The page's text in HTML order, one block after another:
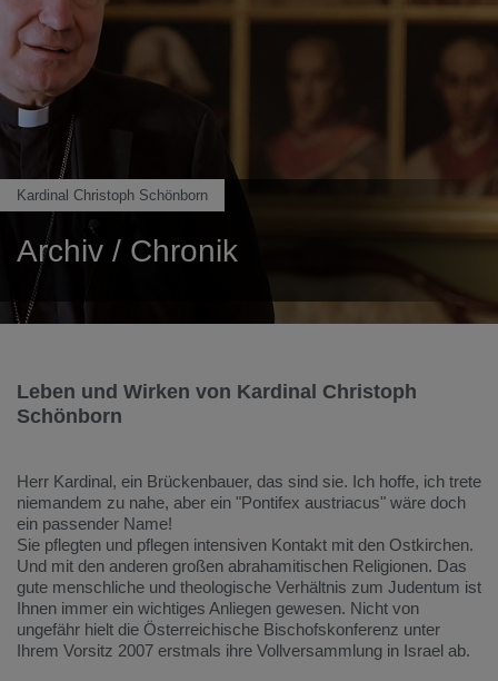
Kardinal Christoph Schönborn
Archiv / Chronik
Leben und Wirken von Kardinal Christoph
Schönborn
Herr Kardinal, ein Brückenbauer, das sind sie. Ich hoffe, ich trete
niemandem zu nahe, aber ein "Pontifex austriacus" wäre doch
ein passender Name!
Sie pflegten und pflegen intensiven Kontakt mit den Ostkirchen.
Und mit den anderen großen abrahamitischen Religionen. Das
gute menschliche und theologische Verhältnis zum Judentum ist
Ihnen immer ein wichtiges Anliegen gewesen. Nicht von
ungefähr hielt die Österreichische Bischofskonferenz unter
Ihrem Vorsitz 2007 erstmals ihre Vollversammlung in Israel ab.